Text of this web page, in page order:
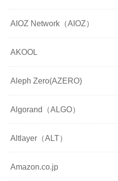
AIOZ Network（AIOZ）
AKOOL
Aleph Zero(AZERO)
Algorand（ALGO）
Altlayer（ALT）
Amazon.co.jp